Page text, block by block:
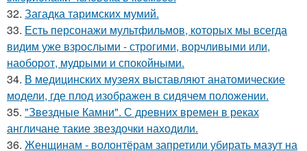
32. Загадка таримских мумий.
33. Есть персонажи мультфильмов, которых мы всегда
видим уже взрослыми - строгими, ворчливыми или,
наоборот, мудрыми и спокойными.
34. В медицинских музеях выставляют анатомические
модели, где плод изображен в сидячем положении.
35. "Звездные Камни". С древних времен в реках
англичане такие звездочки находили.
36. Женщинам - волонтёрам запретили убирать мазут на